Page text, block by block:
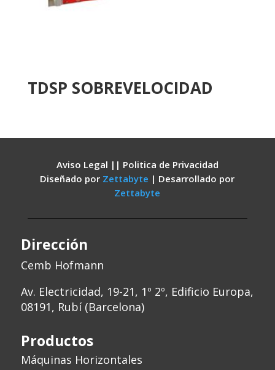
TDSP SOBREVELOCIDAD
Aviso Legal || Politica de Privacidad
Diseñado por Zettabyte | Desarrollado por
Zettabyte
Dirección
Cemb Hofmann
Av. Electricidad, 19-21, 1º 2º, Edificio Europa,
08191, Rubí (Barcelona)
Productos
Máquinas Horizontales